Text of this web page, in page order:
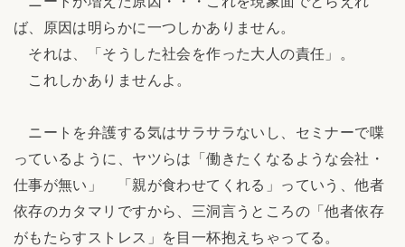
ば、原因は明らかに一つしかありません。
それは、「そうした社会を作った大人の責任」。
これしかありませんよ。
ニートを弁護する気はサラサラないし、セミナーで喋
っているように、ヤツらは「働きたくなるような会社・
仕事が無い」 「親が食わせてくれる」っていう、他者
依存のカタマリですから、三洞言うところの「他者依存
がもたらすストレス」を目一杯抱えちゃってる。